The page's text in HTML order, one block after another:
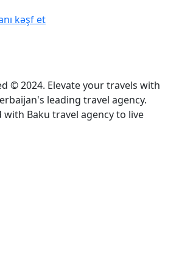
kəşf et
© 2024. Elevate your travels with
leading travel agency.
Baku travel agency to live